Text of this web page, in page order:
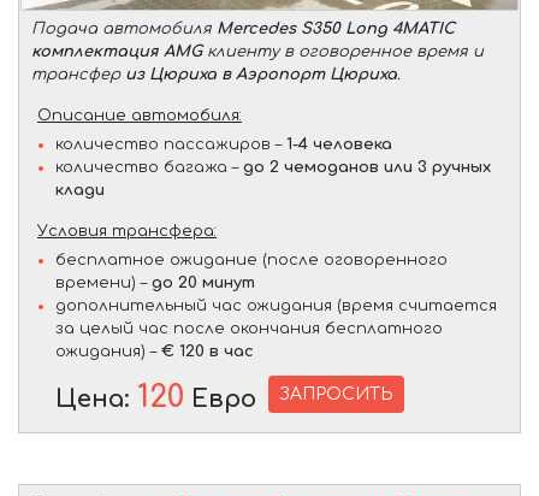
Подача автомобиля Mercedes S350 Long 4MATIC
комплектация AMGклиенту в оговоренное время и
трансфер из Цюриха в Аэропорт Цюриха.
Описание автомобиля:
количество пассажиров – 1-4 человека
количество багажа – до 2 чемоданов или 3 ручных
клади
Условия трансфера:
бесплатное ожидание (после оговоренного
времени) – до 20 минут
дополнительный час ожидания (время считается
за целый час после окончания бесплатного
ожидания) – € 120 в час
Цена: 120 Евро ЗАПРОСИТЬ